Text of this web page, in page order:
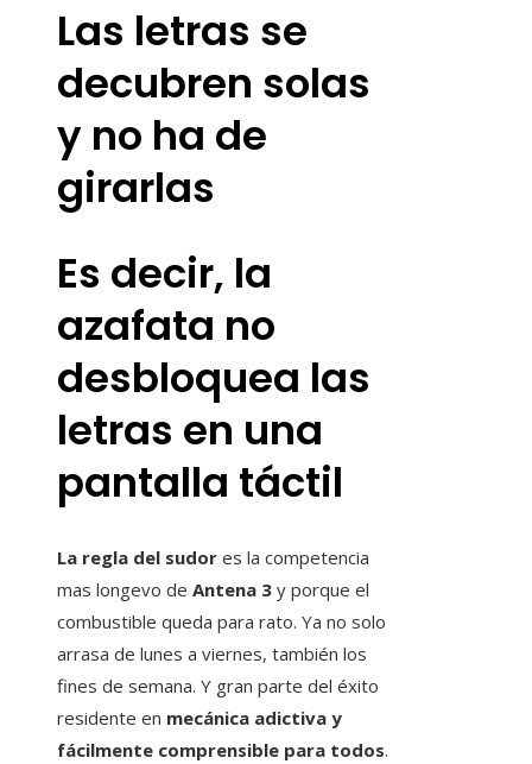
Las letras se
decubren solas
y no ha de
girarlas
Es decir, la
azafata no
desbloquea las
letras en una
pantalla táctil
La regla del sudor es la competencia
mas longevo de Antena 3 y porque el
combustible queda para rato. Ya no solo
arrasa de lunes a viernes, también los
fines de semana. Y gran parte del éxito
residente en mecánica adictiva y
fácilmente comprensible para todos.